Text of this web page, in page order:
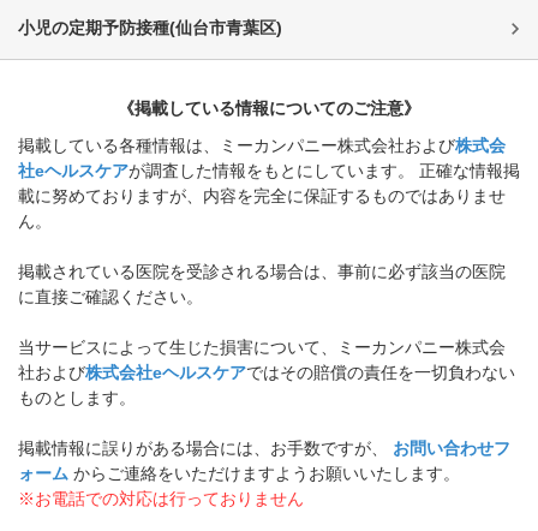
小児の定期予防接種(仙台市青葉区)
《掲載している情報についてのご注意》
掲載している各種情報は、ミーカンパニー株式会社および株式会
社eヘルスケアが調査した情報をもとにしています。 正確な情報掲
載に努めておりますが、内容を完全に保証するものではありませ
ん。
掲載されている医院を受診される場合は、事前に必ず該当の医院
に直接ご確認ください。
当サービスによって生じた損害について、ミーカンパニー株式会
社および株式会社eヘルスケアではその賠償の責任を一切負わない
ものとします。
掲載情報に誤りがある場合には、お手数ですが、
お問い合わせフ
ォーム からご連絡をいただけますようお願いいたします。
※お電話での対応は行っておりません